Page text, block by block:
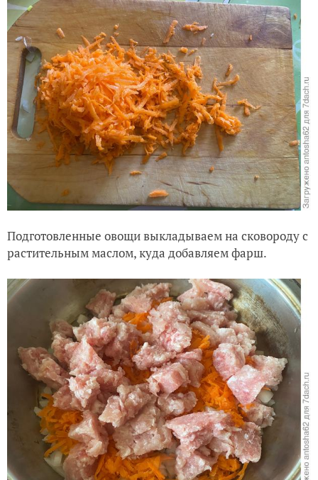
Подготовленные овощи выкладываем на сковороду с
растительным маслом, куда добавляем фарш.